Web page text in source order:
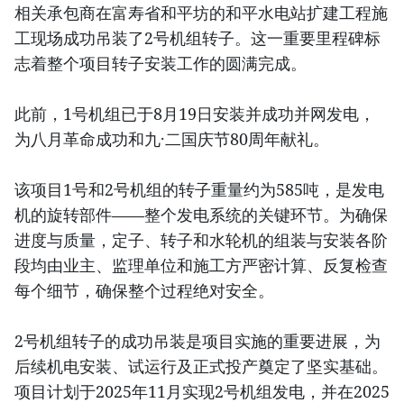
相关承包商在富寿省和平坊的和平水电站扩建工程施
工现场成功吊装了2号机组转子。这一重要里程碑标
志着整个项目转子安装工作的圆满完成。
此前，1号机组已于8月19日安装并成功并网发电，
为八月革命成功和九·二国庆节80周年献礼。
该项目1号和2号机组的转子重量约为585吨，是发电
机的旋转部件——整个发电系统的关键环节。为确保
进度与质量，定子、转子和水轮机的组装与安装各阶
段均由业主、监理单位和施工方严密计算、反复检查
每个细节，确保整个过程绝对安全。
2号机组转子的成功吊装是项目实施的重要进展，为
后续机电安装、试运行及正式投产奠定了坚实基础。
项目计划于2025年11月实现2号机组发电，并在2025